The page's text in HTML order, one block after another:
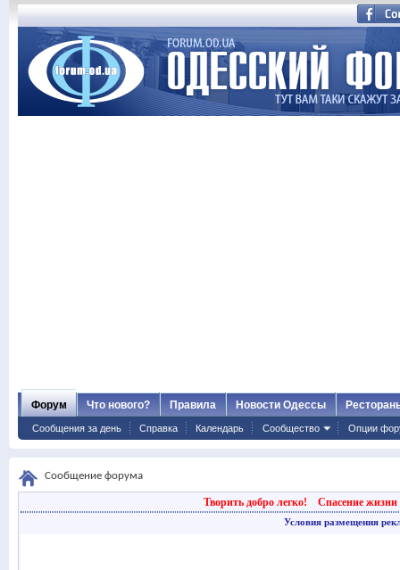
Форум
Сообщения за день Справка Календарь Сообщество Опции
Что нового? Правила Новости Одессы
Сообщение форума
Творить добро легко! Спасение жизни
Условия размещения